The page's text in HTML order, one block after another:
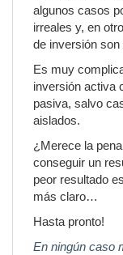
algunos casos
irreales y, en
de inversión
Es muy
inversión activa
pasiva, salvo
aislados.
¿Merece la
conseguir un
peor resultado
más claro…
Hasta pronto!
En ningún caso